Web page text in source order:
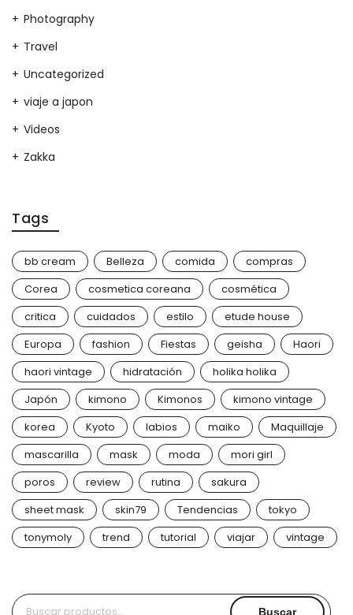
Photography
Travel
Uncategorized
viaje a japon
Videos
Zakka
Tags
bb cream Belleza comida
compras
Corea
cosmetica coreana
cosmética
critica
cuidados estilo
etude house
Europa
fashion Fiestas geisha
Haori
haori vintage
hidratación
holika holika
Japón
kimono Kimonos
kimono vintage
korea
Kyoto labios maiko
Maquillaje
mascarilla
mask moda
mori girl
poros
review rutina
sakura
sheet mask
skin79 Tendencias
tokyo
tonymoly
trend tutorial viajar vintage
BuscarBuscar